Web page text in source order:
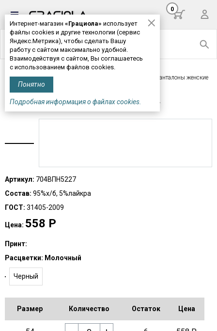
Интернет-магазин «Грациола» использует
файлы cookies и другие технологии (сервис
Яндекс.Метрика), чтобы сделать Вашу
работу с сайтом максимально удобной.
Взаимодействуя с сайтом, Вы соглашаетесь
с использованием файлов cookies.
Понятно
Подробная информация о файлах cookies.
0
Главная>Женская одежда
> Панталоны женские
М704*
ПАНТАЛОНЫ ЖЕНСКИЕ М704*
Артикул: 704ВПН5227
Состав: 95%х/б, 5%лайкра
ГОСТ: 31405-2009
Цена: 558 Р
Принт:
Расцветки: Молочный
Черный
Размер Количество Остаток Цена